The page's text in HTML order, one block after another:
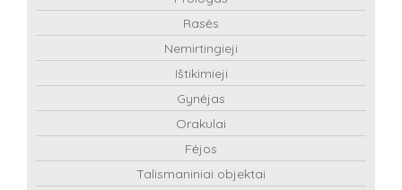
Noriu meeto
Ištikimųjų būstinė
Nemirtingųjų būstinė
Rasės
Nemirtingieji
Ištikimieji
Gynėjas
Orakulai
Fėjos
Talismaniniai objektai